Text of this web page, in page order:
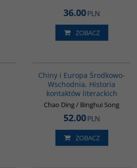
36.00PLN
ZOBACZ
Chiny i Europa Środkowo-
Wschodnia. Historia
kontaktów literackich
Chao Ding / Binghui Song
52.00PLN
ZOBACZ